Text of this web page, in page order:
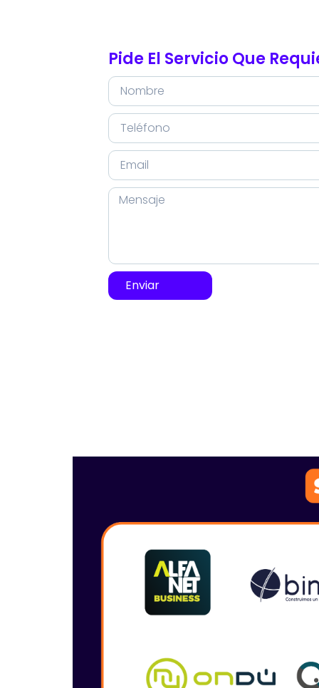
Pide El Servicio Que
Enviar